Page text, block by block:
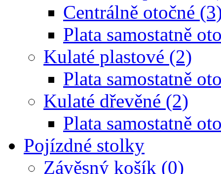
Centrálně otočné
Plata samostatně
Kulaté plastové (2)
Plata samostatně
Kulaté dřevěné (2)
Plata samostatně
Pojízdné stolky
Závěsný košík (0)